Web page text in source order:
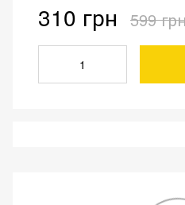
310 грн 599